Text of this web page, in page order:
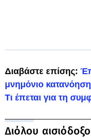
Διαβάστε επίσης:
μνημόνιο
Τι έπεται για τη
Διόλου